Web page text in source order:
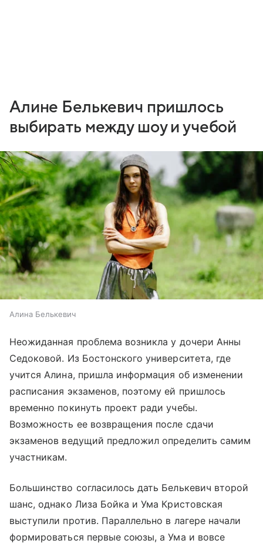
Алине Белькевич пришлось
выбирать между шоу и учебой
Алина Белькевич
Неожиданная проблема возникла у дочери Анны
Седоковой. Из Бостонского университета, где
учится Алина, пришла информация об изменении
расписания экзаменов, поэтому ей пришлось
временно покинуть проект ради учебы.
Возможность ее возвращения после сдачи
экзаменов ведущий предложил определить самим
участникам.
Большинство согласилось дать Белькевич второй
шанс, однако Лиза Бойка и Ума Кристовская
выступили против. Параллельно в лагере начали
формироваться первые союзы, а Ума и вовсе